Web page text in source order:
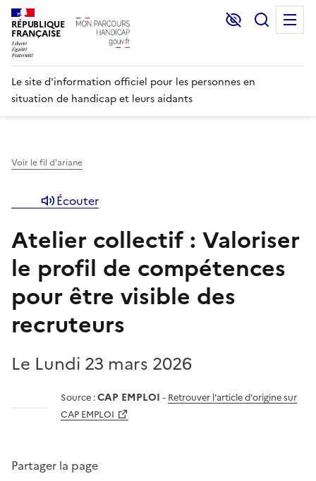
RÉPUBLIQUE
FRANÇAISE
Lecture et
Le site d'information officiel pour les personnes en
situation de handicap et leurs aidants
Voir le fil d'ariane
Écouter
Atelier collectif : Valoriser
le profil de compétences
pour être visible des
recruteurs
Le Lundi 23 mars 2026
Source :CAP EMPLOI - Retrouver l'article d'origine sur
CAP EMPLOI
Partager la page